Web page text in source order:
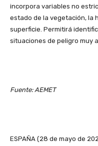
incorpora variables no
estado de la vegetación, la
superficie. Permitirá
situaciones de peligro muy
Fuente: AEMET
ESPAÑA (28 de mayo de